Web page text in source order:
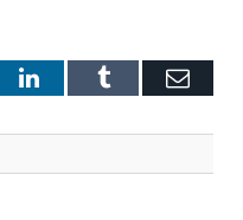
LinkedInTumblr E-